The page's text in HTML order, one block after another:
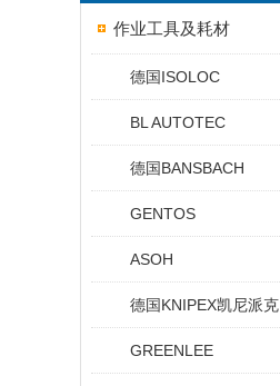
作业工具及耗材
德国ISOLOC
BL AUTOTEC
德国BANSBACH
GENTOS
ASOH
德国KNIPEX凯尼派克
GREENLEE